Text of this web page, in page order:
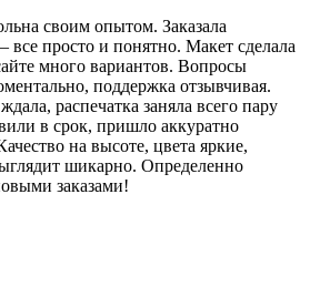
своим опытом. Заказала
все просто и понятно. Макет сделала
много вариантов. Вопросы
поддержка отзывчивая.
распечатка заняла всего пару
в срок, пришло аккуратно
на высоте, цвета яркие,
шикарно. Определенно
заказами!